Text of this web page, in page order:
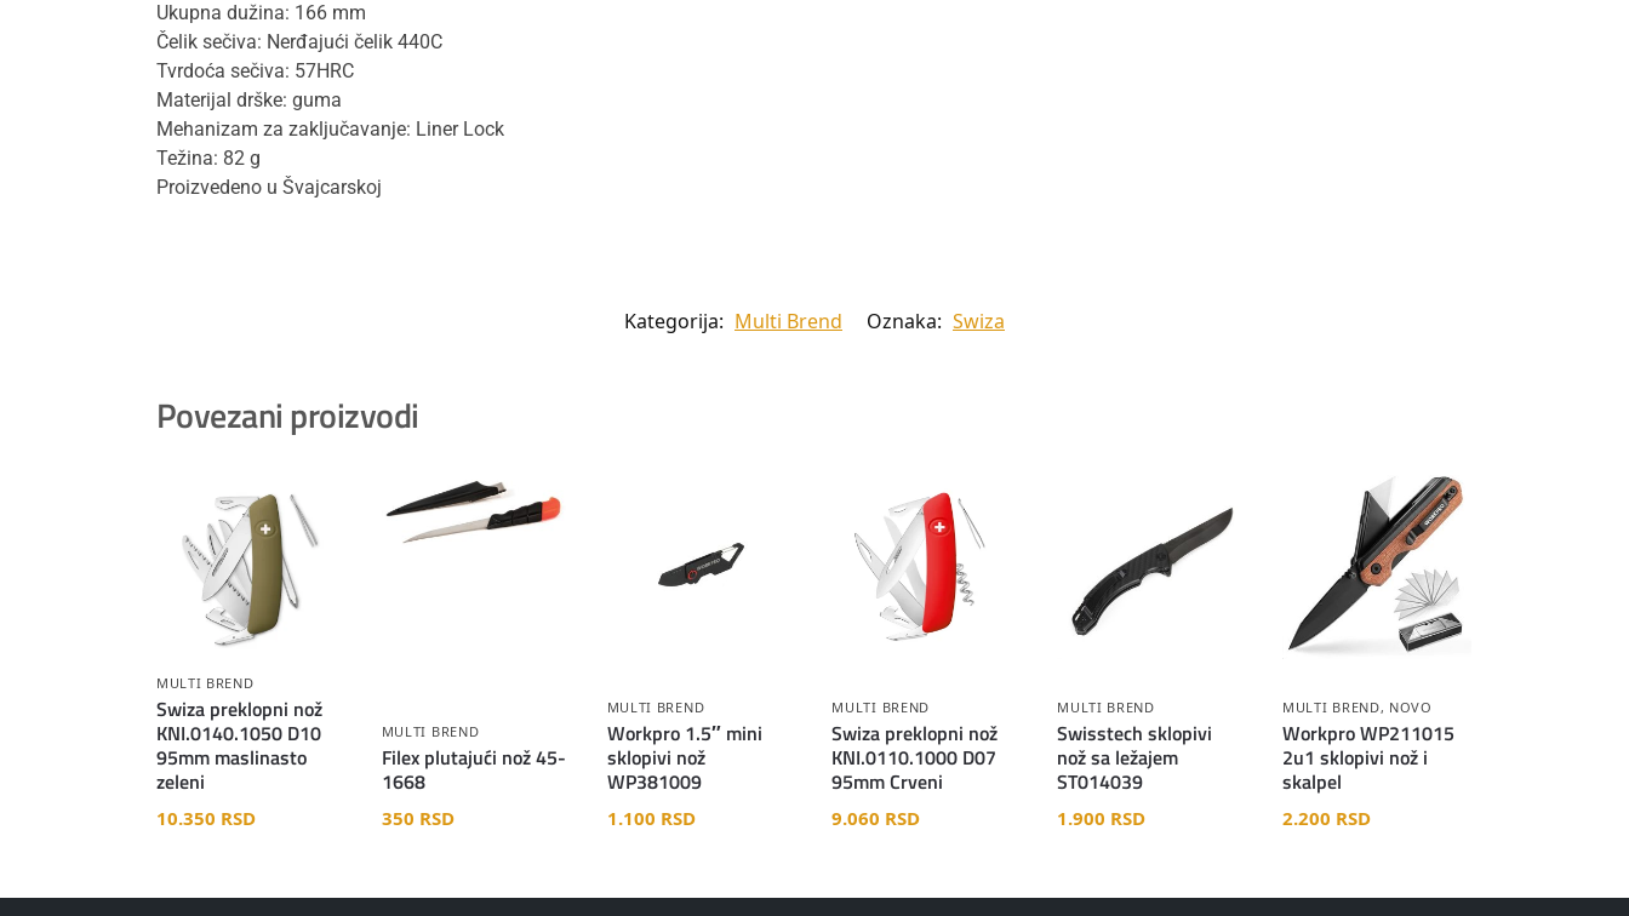
Ukupna dužina: 166 mm
Čelik sečiva: Nerđajući čelik 440C
Tvrdoća sečiva: 57HRC
Materijal drške: guma
Mehanizam za zaključavanje: Liner Lock
Težina: 82 g
Proizvedeno u Švajcarskoj
Kategorija: Multi Brend Oznaka: Swiza
Povezani proizvodi
MULTI BREND
Swiza preklopni nož
KNI.0140.1050 D10
95mm maslinasto
zeleni
10.350 RSD
MULTI BREND
Filex plutajući nož 45-
1668
350 RSD
MULTI BREND
Workpro 1.5″ mini
sklopivi nož
WP381009
1.100 RSD
MULTI BREND
Swiza preklopni nož
KNI.0110.1000 D07
95mm Crveni
9.060 RSD
MULTI BREND
Swisstech sklopivi
nož sa ležajem
ST014039
1.900 RSD
MULTI BREND, NOVO
Workpro WP211015
2u1 sklopivi nož i
skalpel
2.200 RSD